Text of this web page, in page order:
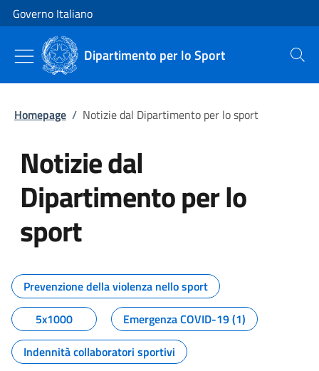
Vai al contenuto
Vai alla navigazione del sito
Governo Italiano
Dipartimento per lo Sport Cerca
Homepage / Notizie dal Dipartimento per lo sport
Notizie dal
Dipartimento per lo
sport
Tutti i contenuti della pagina
Prevenzione della violenza nello sport
5x1000
Emergenza COVID-19 (1)
Indennità collaboratori sportivi